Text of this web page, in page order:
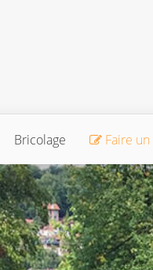
Bricolage Faire